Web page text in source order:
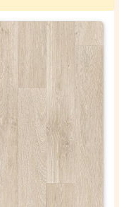
лицам
лицам
лицам